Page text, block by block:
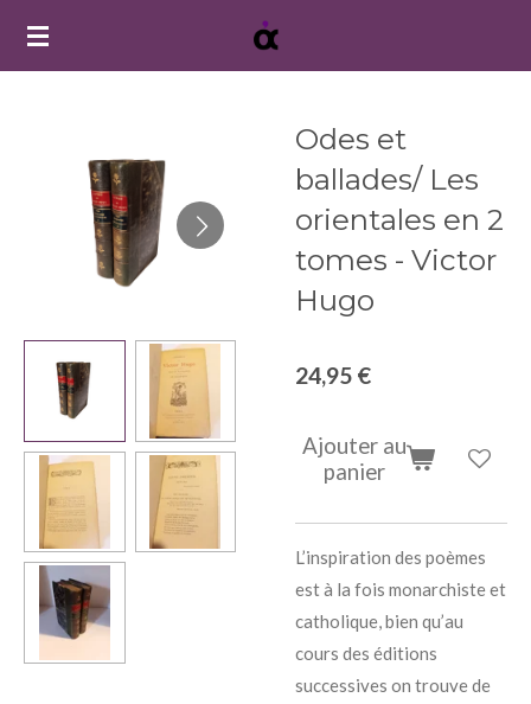
Passer
Odes et
ballades/ Les
orientales en 2
tomes - Victor
Hugo
24,95 €
Ajouter au
panier
L’inspiration des poèmes
est à la fois monarchiste et
catholique, bien qu’au
cours des éditions
successives on trouve de